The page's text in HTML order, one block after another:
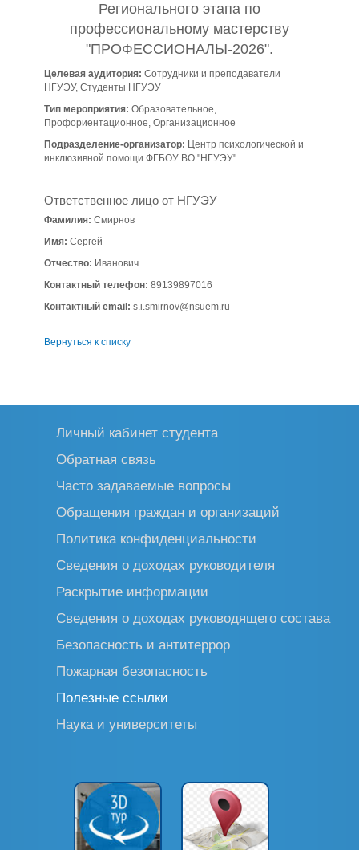
Регионального этапа по
профессиональному мастерству
"ПРОФЕССИОНАЛЫ-2026".
Целевая аудитория: Сотрудники и преподаватели
НГУЭУ, Студенты НГУЭУ
Тип мероприятия: Образовательное,
Профориентационное, Организационное
Подразделение-организатор: Центр психологической и
инклюзивной помощи ФГБОУ ВО "НГУЭУ"
Ответственное лицо от НГУЭУ
Фамилия: Смирнов
Имя: Сергей
Отчество: Иванович
Контактный телефон: 89139897016
Контактный email: s.i.smirnov@nsuem.ru
Вернуться к списку
Личный кабинет студента
Обратная связь
Часто задаваемые вопросы
Обращения граждан и организаций
Политика конфиденциальности
Сведения о доходах руководителя
Раскрытие информации
Сведения о доходах руководящего состава
Безопасность и антитеррор
Пожарная безопасность
Полезные ссылки
Наука и университеты